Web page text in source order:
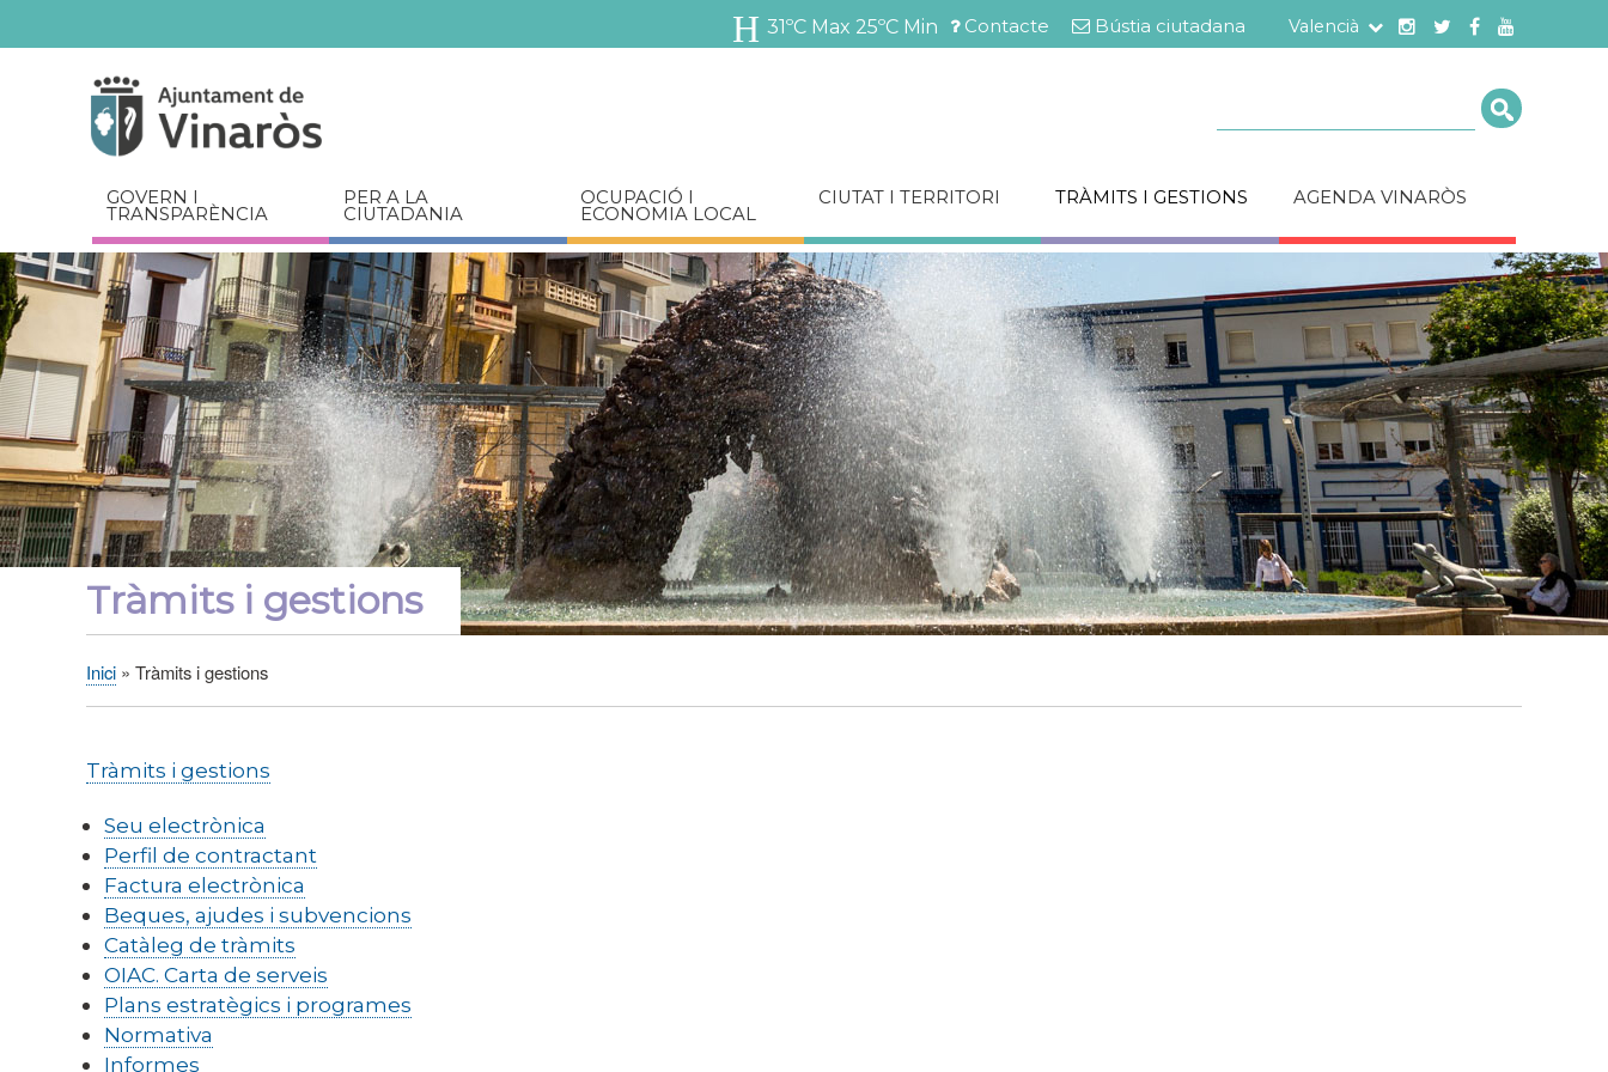
Vés
al
relacionats
Menú
Contacte Bústia ciutadana Valencià
31ºC Max 25ºC Min
GOVERN I
TRANSPARÈNCIA
PER A LA
CIUTADANIA
OCUPACIÓ I
ECONOMIA LOCAL
CIUTAT I TERRITORI TRÀMITS I GESTIONS AGENDA VINARÒS
Tràmits i gestions
Fil
Inici Tràmits i gestions
Tràmits i gestions
Seu electrònica
Perfil de contractant
Factura electrònica
Beques, ajudes i subvencions
Catàleg de tràmits
OIAC. Carta de serveis
Plans estratègics i programes
Normativa
Informes